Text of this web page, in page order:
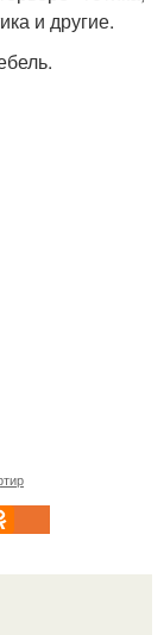
и другие.